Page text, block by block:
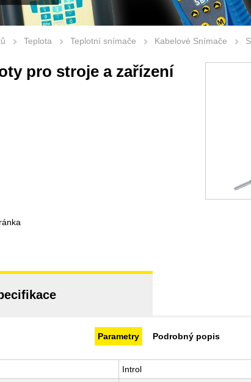
Teplota Teplotní snímače Kabelové Snímače
pro stroje a zařízení
Parametry Podrobný popis
Introl